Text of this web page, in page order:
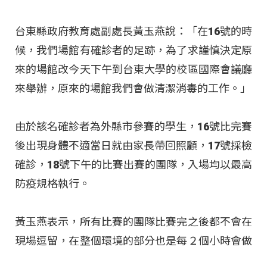
台東縣政府教育處副處長黃玉燕說：「在16號的時
候，我們場館有確診者的足跡，為了求謹慎決定原
來的場館改今天下午到台東大學的校區國際會議廳
來舉辦，原來的場館我們會做清潔消毒的工作。」
由於該名確診者為外縣市參賽的學生，16號比完賽
後出現身體不適當日就由家長帶回照顧，17號採檢
確診，18號下午的比賽出賽的團隊，入場均以最高
防疫規格執行。
黃玉燕表示，所有比賽的團隊比賽完之後都不會在
現場逗留，在整個環境的部分也是每２個小時會做